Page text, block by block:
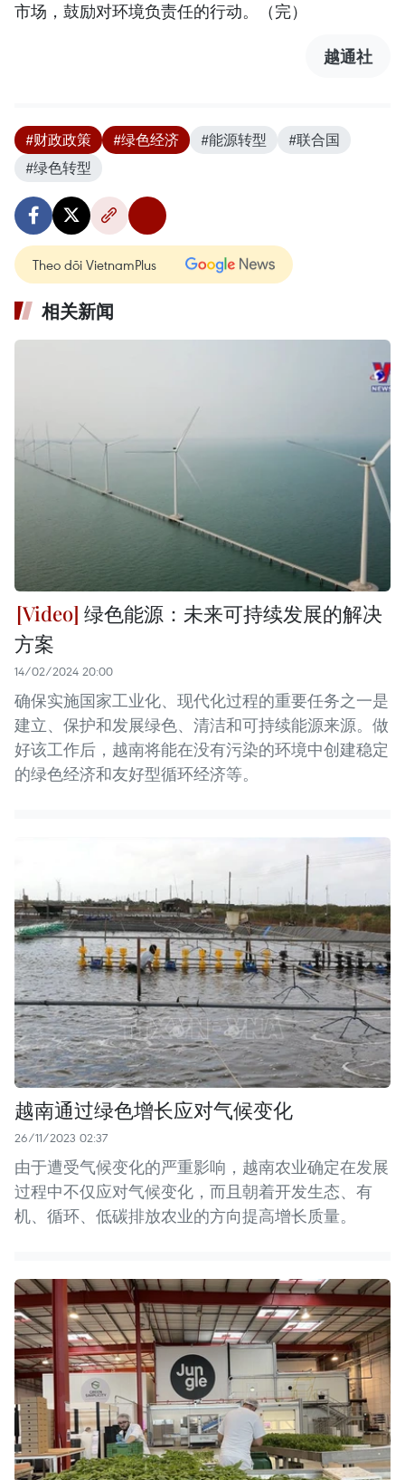
市场，鼓励对环境负责任的行动。（完）
越通社
#财政政策 #绿色经济 #能源转型
#联合国
#绿色转型
Theo dõi VietnamPlus
相关新闻
绿色能源：未来可持续发展的解决
方案
14/02/2024 20:00
确保实施国家工业化、现代化过程的重要任务之一是
建立、保护和发展绿色、清洁和可持续能源来源。做
好该工作后，越南将能在没有污染的环境中创建稳定
的绿色经济和友好型循环经济等。
越南通过绿色增长应对气候变化
26/11/2023 02:37
由于遭受气候变化的严重影响，越南农业确定在发展
过程中不仅应对气候变化，而且朝着开发生态、有
机、循环、低碳排放农业的方向提高增长质量。